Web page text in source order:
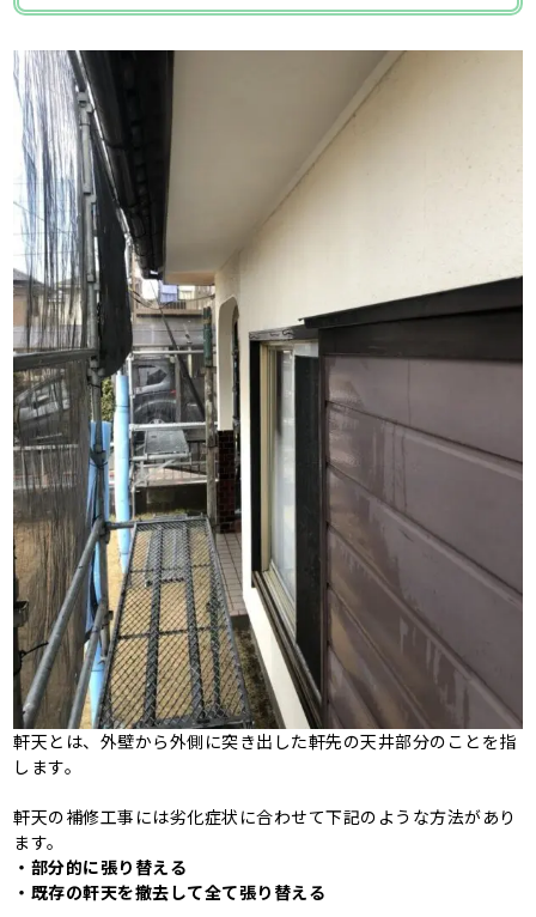
軒天とは、外壁から外側に突き出した軒先の天井部分のことを指
します。
軒天の補修工事には劣化症状に合わせて下記のような方法があり
ます。
・部分的に張り替える
・既存の軒天を撤去して全て張り替える